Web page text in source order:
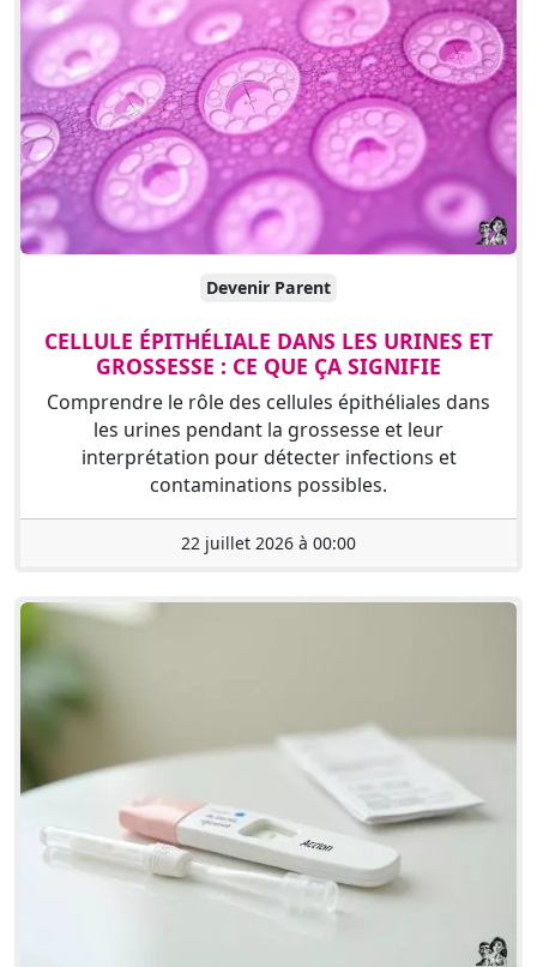
Devenir Parent
CELLULE ÉPITHÉLIALE DANS LES URINES ET
GROSSESSE : CE QUE ÇA SIGNIFIE
Comprendre le rôle des cellules épithéliales dans
les urines pendant la grossesse et leur
interprétation pour détecter infections et
contaminations possibles.
22 juillet 2026 à 00:00